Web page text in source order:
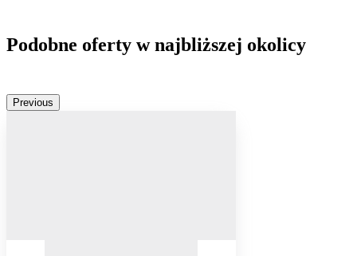
Podobne oferty w najbliższej okolicy
Previous